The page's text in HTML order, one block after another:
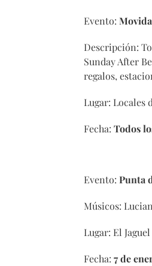
Evento:
Descripción:
Sunday After
regalos,
Lugar: Locales
Fecha: Todos
Evento: Punta
Músicos:
Lugar: El
Fecha: 7 de